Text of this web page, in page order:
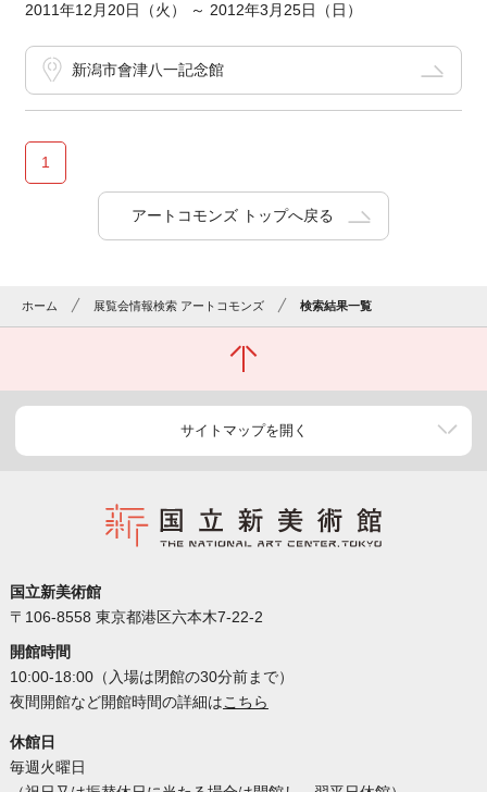
2011年12月20日（火） ～ 2012年3月25日（日）
新潟市會津八一記念館
1
アートコモンズ トップへ戻る
ホーム 展覧会情報検索 アートコモンズ 検索結果一覧
サイトマップを開く
国立新美術館
〒106-8558 東京都港区六本木7-22-2
開館時間
10:00-18:00（入場は閉館の30分前まで）
夜間開館など開館時間の詳細はこちら
休館日
毎週火曜日